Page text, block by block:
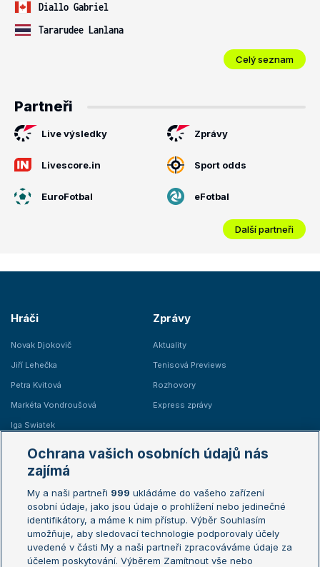
Diallo Gabriel
Tararudee Lanlana
Celý seznam
Partneři
Live výsledky Zprávy
Livescore.in Sport odds
EuroFotbal eFotbal
Další partneři
Hráči
Novak Djokovič
Jiří Lehečka
Petra Kvitová
Markéta Vondroušová
Iga Swiatek
Zprávy
Aktuality
Tenisová Previews
Rozhovory
Express zprávy
Žebříčky
Žebříček ATP (muži)
Žebříček WTA (ženy)
Sázkařský žebříček
Australian Open
French Open
Wimbledon
US Open
Ochrana vašich osobních údajů nás
zajímá
My a naši partneři 999 ukládáme do vašeho zařízení
osobní údaje, jako jsou údaje o prohlížení nebo jedinečné
identifikátory, a máme k nim přístup. Výběr Souhlasím
umožňuje, aby sledovací technologie podporovaly účely
uvedené v části My a naši partneři zpracováváme údaje za
účelem poskytování. Výběrem Zamítnout vše nebo